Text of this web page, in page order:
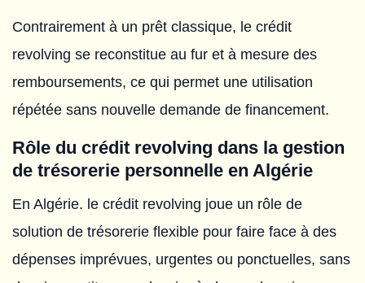
Contrairement à un prêt classique, le crédit
revolving se reconstitue au fur et à mesure des
remboursements, ce qui permet une utilisation
répétée sans nouvelle demande de financement.
Rôle du crédit revolving dans la gestion
de trésorerie personnelle en Algérie
En Algérie. le crédit revolving joue un rôle de
solution de trésorerie flexible pour faire face à des
dépenses imprévues, urgentes ou ponctuelles, sans